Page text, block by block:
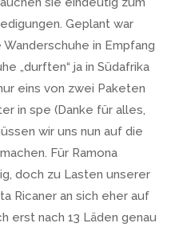
Geplant war
in Empfang
„durften“ ja in Südafrika
eins von zwei Paketen
in spe (Danke für alles,
wir uns nun auf die
Für Ramona
doch zu Lasten unserer
Ricaner an sich eher auf
erst nach 13 Läden genau